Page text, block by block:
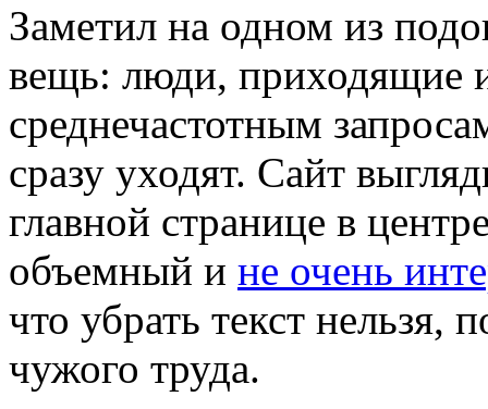
Заметил на одном из
вещь: люди, приходящие
среднечастотным
сразу уходят. Сайт
главной странице в
объемный и не очень
что убрать текст нельзя,
чужого труда.